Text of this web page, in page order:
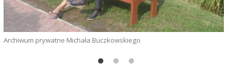
Archiwum prywatne Michała Buczkowskiego